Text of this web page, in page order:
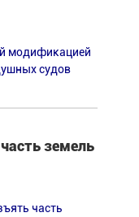
модификацией
судов
земель
часть